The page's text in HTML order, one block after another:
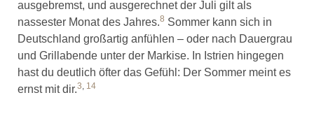
ausgebremst, und ausgerechnet der Juli gilt als
nassester Monat des Jahres.8 Sommer kann sich in
Deutschland großartig anfühlen – oder nach Dauergrau
und Grillabende unter der Markise. In Istrien hingegen
hast du deutlich öfter das Gefühl: Der Sommer meint es
ernst mit dir.3, 14